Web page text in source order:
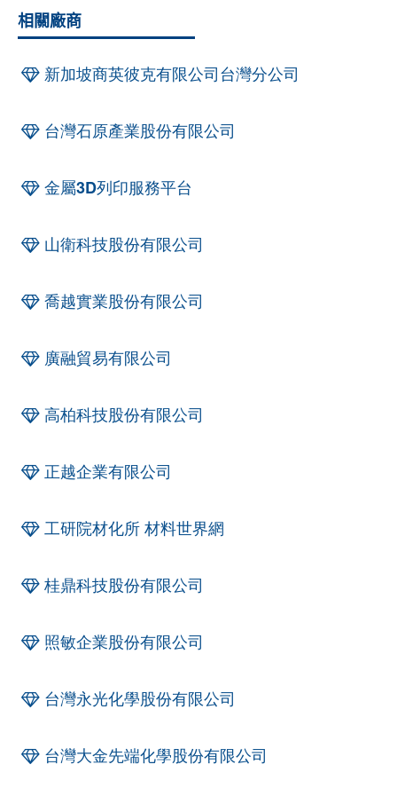
相關廠商
新加坡商英彼克有限公司台灣分公司
台灣石原產業股份有限公司
金屬3D列印服務平台
山衛科技股份有限公司
喬越實業股份有限公司
廣融貿易有限公司
高柏科技股份有限公司
正越企業有限公司
工研院材化所 材料世界網
桂鼎科技股份有限公司
照敏企業股份有限公司
台灣永光化學股份有限公司
台灣大金先端化學股份有限公司